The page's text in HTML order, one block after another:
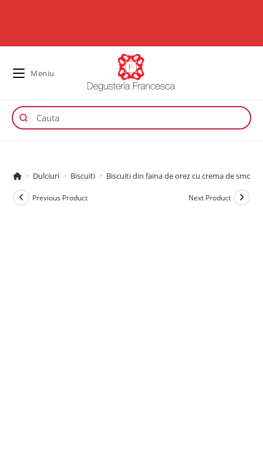
Meniu
> Dulciuri > Biscuiti > Biscuiti din faina de orez cu crema de
Previous Product Next Product